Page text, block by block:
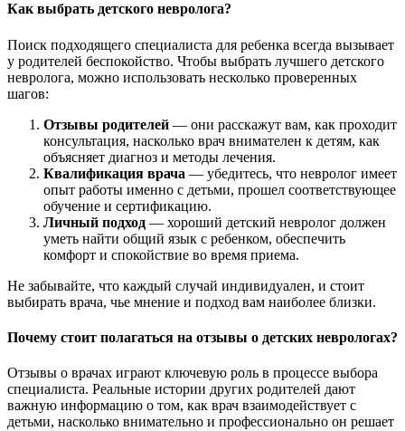
Как выбрать детского невролога?
Поиск подходящего специалиста для ребенка всегда вызывает
у родителей беспокойство. Чтобы выбрать лучшего детского
невролога, можно использовать несколько проверенных
шагов:
Отзывы родителей — они расскажут вам, как проходит
консультация, насколько врач внимателен к детям, как
объясняет диагноз и методы лечения.
Квалификация врача — убедитесь, что невролог имеет
опыт работы именно с детьми, прошел соответствующее
обучение и сертификацию.
Личный подход — хороший детский невролог должен
уметь найти общий язык с ребенком, обеспечить
комфорт и спокойствие во время приема.
Не забывайте, что каждый случай индивидуален, и стоит
выбирать врача, чье мнение и подход вам наиболее близки.
Почему стоит полагаться на отзывы о детских неврологах?
Отзывы о врачах играют ключевую роль в процессе выбора
специалиста. Реальные истории других родителей дают
важную информацию о том, как врач взаимодействует с
детьми, насколько внимательно и профессионально он решает